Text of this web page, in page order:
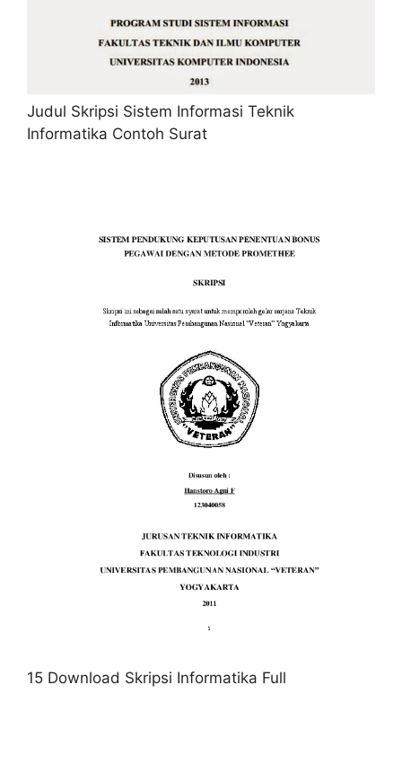
Judul Skripsi Sistem Informasi Teknik
Informatika Contoh Surat
15 Download Skripsi Informatika Full